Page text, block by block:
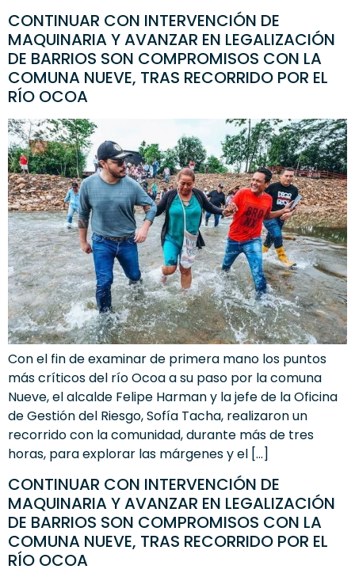
CONTINUAR CON INTERVENCIÓN DE
MAQUINARIA Y AVANZAR EN LEGALIZACIÓN
DE BARRIOS SON COMPROMISOS CON LA
COMUNA NUEVE, TRAS RECORRIDO POR EL
RÍO OCOA
Con el fin de examinar de primera mano los puntos
más críticos del río Ocoa a su paso por la comuna
Nueve, el alcalde Felipe Harman y la jefe de la Oficina
de Gestión del Riesgo, Sofía Tacha, realizaron un
recorrido con la comunidad, durante más de tres
horas, para explorar las márgenes y el […]
CONTINUAR CON INTERVENCIÓN DE
MAQUINARIA Y AVANZAR EN LEGALIZACIÓN
DE BARRIOS SON COMPROMISOS CON LA
COMUNA NUEVE, TRAS RECORRIDO POR EL
RÍO OCOA